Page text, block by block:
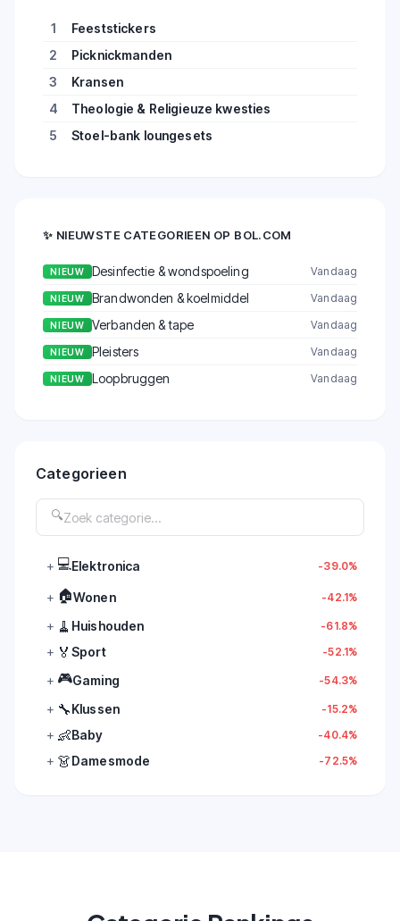
1
Feeststickers
2
Picknickmanden
3
Kransen
4
Theologie & Religieuze kwesties
5
Stoel-bank loungesets
✨ NIEUWSTE CATEGORIEEN OP BOL.COM
NIEUW Desinfectie & wondspoeling Vandaag
NIEUW Brandwonden & koelmiddel Vandaag
NIEUW Verbanden & tape Vandaag
NIEUW Pleisters Vandaag
NIEUW Loopbruggen Vandaag
Categorieen
🔍Zoek categorie...
+ 💻Elektronica -39.0%
+ 🏠Wonen -42.1%
+ 🧹 Huishouden -61.8%
+ 🏅 Sport -52.1%
+ 🎮Gaming -54.3%
+ 🔧Klussen -15.2%
+ 👶Baby -40.4%
+ 👗Damesmode -72.5%